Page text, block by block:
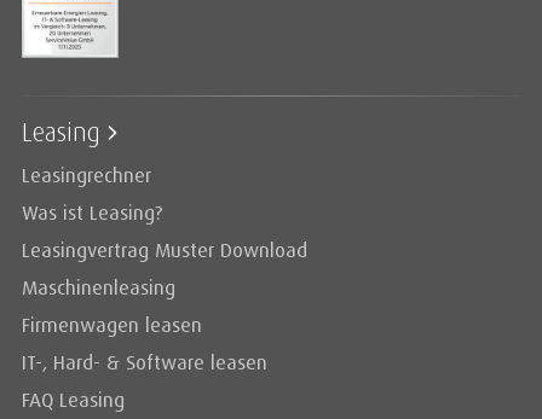
Leasing
Leasingrechner
Was ist Leasing?
Leasingvertrag Muster Download
Maschinenleasing
Firmenwagen leasen
IT-, Hard- & Software leasen
FAQ Leasing